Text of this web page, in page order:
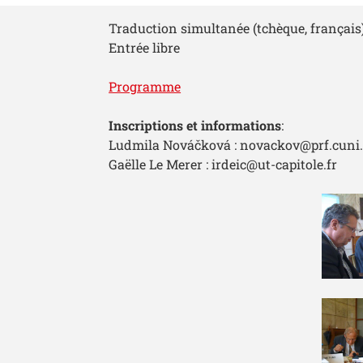
Traduction simultanée (tchèque,
Entrée libre
Programme
Inscriptions et informations:
Ludmila Nováčková :
Gaëlle Le Merer : irdeic@ut-capitole.fr